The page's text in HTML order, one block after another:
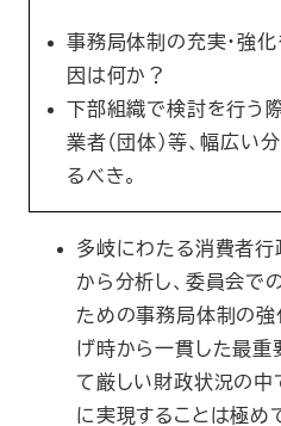
事務局体制の充実・強
因は何か？
下部組織で検討を行う
業者（団体）等、幅広い
るべき。
多岐にわたる消費者
から分析し、委員会で
ための事務局体制の強
げ時から一貫した最重
て厳しい財政状況の中
に実現することは極め